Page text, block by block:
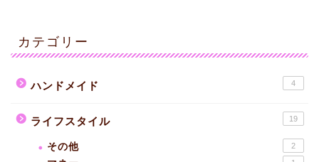
カテゴリー
ハンドメイド 4
ライフスタイル 19
その他 2